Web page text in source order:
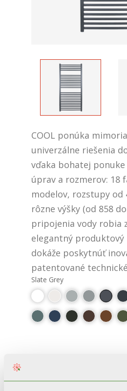
COOL ponúka
univerzálne riešenia
vďaka bohatej ponuke
úprav a rozmerov: 18
modelov, rozstupy od
rôzne výšky (od 858
pripojenia vody robia
elegantný
dokáže poskytnúť
patentované
Slate Grey
100% MADE IN ITALY